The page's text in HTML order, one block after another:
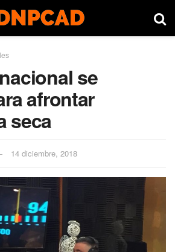
se
afrontar
seca
14 diciembre, 2018